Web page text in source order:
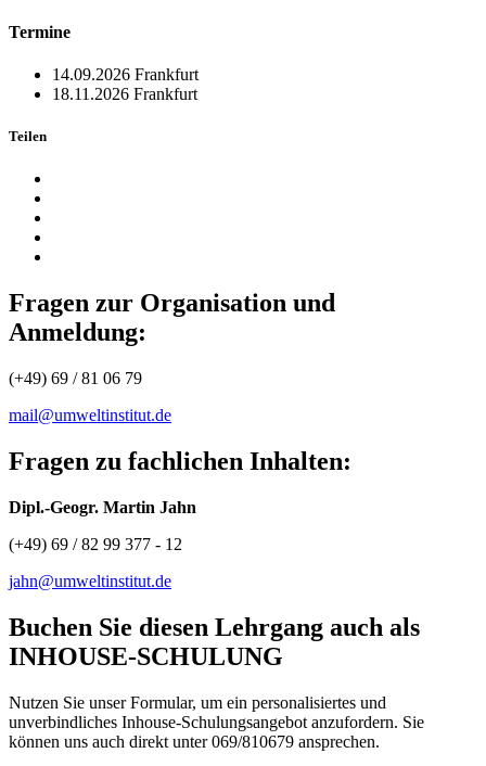
Termine
14.09.2026 Frankfurt
18.11.2026 Frankfurt
Teilen
Fragen zur Organisation und
Anmeldung:
(+49) 69 / 81 06 79
mail@umweltinstitut.de
Fragen zu fachlichen Inhalten:
Dipl.-Geogr. Martin Jahn
(+49) 69 / 82 99 377 - 12
jahn@umweltinstitut.de
Buchen Sie diesen Lehrgang auch als
INHOUSE-SCHULUNG
Nutzen Sie unser Formular, um ein personalisiertes und
unverbindliches Inhouse-Schulungs­angebot anzufordern. Sie
können uns auch direkt unter 069/810679 ansprechen.